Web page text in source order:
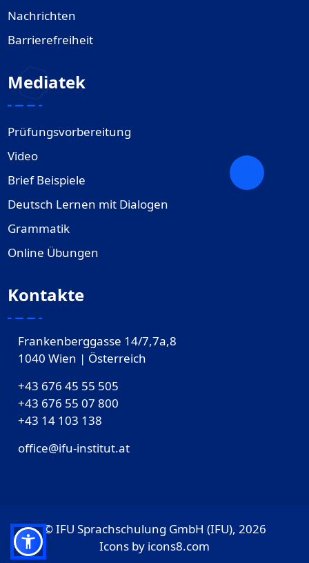
Nachrichten
Barrierefreiheit
Mediatek
Prüfungsvorbereitung
Video
Brief Beispiele
Deutsch Lernen mit Dialogen
Grammatik
Online Übungen
Kontakte
Frankenberggasse 14/7,7a,8
1040 Wien | Österreich
+43 676 45 55 505
+43 676 55 07 800
‎+43 14 103 138
office@ifu-institut.at
© IFU Sprachschulung GmbH (IFU), 2026
Icons by icons8.com